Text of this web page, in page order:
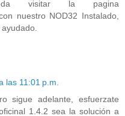
visitar la pagina
nuestro NOD32 Instalado,
las 11:01 p.m.
sigue adelante, esfuerzate
1.4.2 sea la solución a